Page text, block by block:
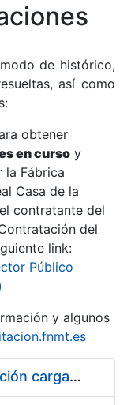
de histórico,
así como
obtener
en curso y
la Fábrica
Casa de la
contratante del
del
link:
Público
y algunos
Pliego condiciones optimización cargas compras firmado